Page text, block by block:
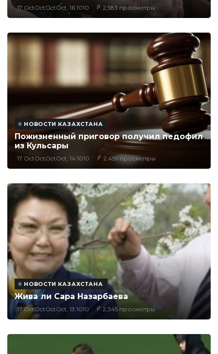
17 OctOctOctOct, 16:1010 2,583 просмотры
НОВОСТИ КАЗАХСТАНА
Пожизненный приговор получил педофил
из Кульсары
17 OctOctOctOct, 14:1010 2,459 просмотры
НОВОСТИ КАЗАХСТАНА
Жива ли Сара Назарбаева
17 OctOctOctOct, 13:1010 2,345 просмотры